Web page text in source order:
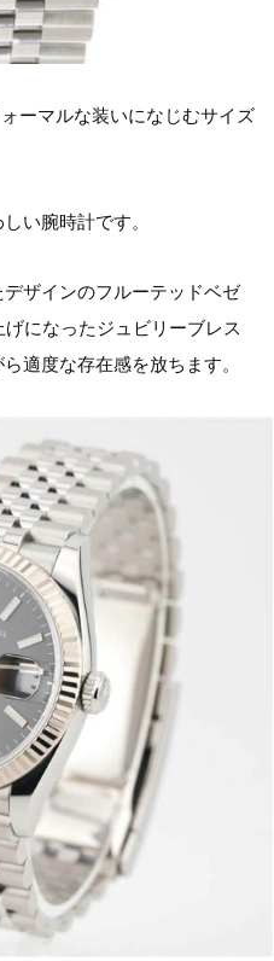
ーマルな装いになじむサイズ
い腕時計です。
ザインのフルーテッドベゼ
になったジュビリーブレス
適度な存在感を放ちます。